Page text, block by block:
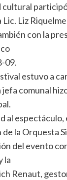
cultural
Liz
con la
09.
estuvo a
comunal
al
de la Orquesta
del evento
la
Renaut,